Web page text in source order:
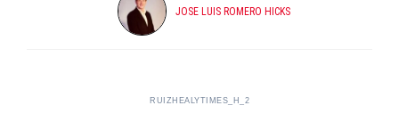
JOSE LUIS ROMERO HICKS
RUIZHEALYTIMES_H_2